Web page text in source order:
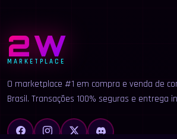
2W
MARKETPLACE
O marketplace #1 em compra e venda de
Brasil. Transações 100% seguras e entrega